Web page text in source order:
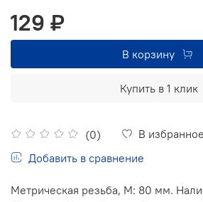
(0)
В избранное
Добавить в сравнение
129 ₽
В корзину
Купить в 1 клик
Метрическая резьба, М: 80 мм.